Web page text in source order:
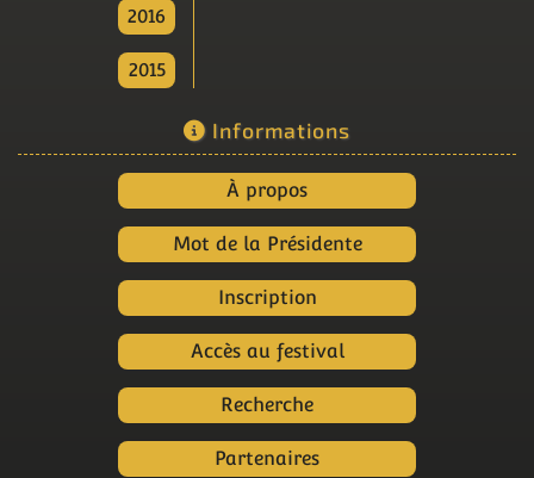
2016
2015
Informations
À propos
Mot de la Présidente
Inscription
Accès au festival
Recherche
Partenaires